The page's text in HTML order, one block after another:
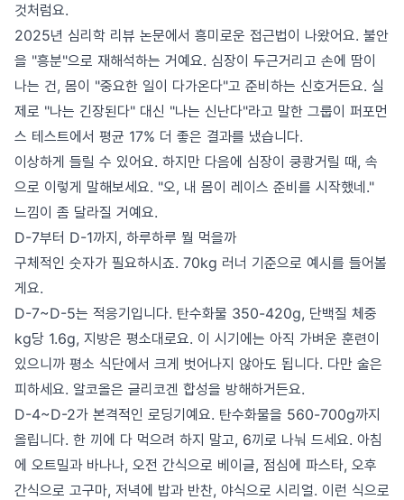
것처럼요.
2025년 심리학 리뷰 논문에서 흥미로운 접근법이 나왔어요. 불안
을 "흥분"으로 재해석하는 거예요. 심장이 두근거리고 손에 땀이
나는 건, 몸이 "중요한 일이 다가온다"고 준비하는 신호거든요. 실
제로 "나는 긴장된다" 대신 "나는 신난다"라고 말한 그룹이 퍼포먼
스 테스트에서 평균 17% 더 좋은 결과를 냈습니다.
이상하게 들릴 수 있어요. 하지만 다음에 심장이 쿵쾅거릴 때, 속
으로 이렇게 말해보세요. "오, 내 몸이 레이스 준비를 시작했네."
느낌이 좀 달라질 거예요.
D-7부터 D-1까지, 하루하루 뭘 먹을까
구체적인 숫자가 필요하시죠. 70kg 러너 기준으로 예시를 들어볼
게요.
D-7~D-5는 적응기입니다. 탄수화물 350-420g, 단백질 체중
kg당 1.6g, 지방은 평소대로요. 이 시기에는 아직 가벼운 훈련이
있으니까 평소 식단에서 크게 벗어나지 않아도 됩니다. 다만 술은
피하세요. 알코올은 글리코겐 합성을 방해하거든요.
D-4~D-2가 본격적인 로딩기예요. 탄수화물을 560-700g까지
올립니다. 한 끼에 다 먹으려 하지 말고, 6끼로 나눠 드세요. 아침
에 오트밀과 바나나, 오전 간식으로 베이글, 점심에 파스타, 오후
간식으로 고구마, 저녁에 밥과 반찬, 야식으로 시리얼. 이런 식으로